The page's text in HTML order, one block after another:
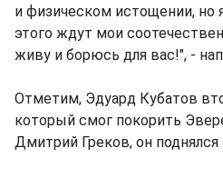
и физическом истощении, но
этого ждут мои
живу и борюсь для вас!", -
Отметим, Эдуард Кубатов
который смог покорить
Дмитрий Греков, он